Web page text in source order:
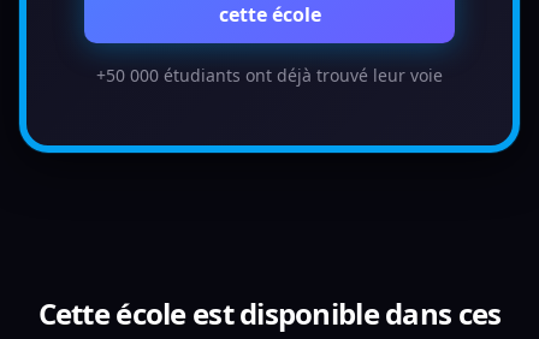
cette école
+50 000 étudiants ont déjà trouvé leur voie
Cette école est disponible dans ces